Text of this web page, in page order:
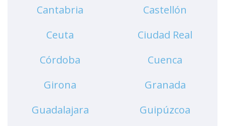
Cantabria
Castellón
Ceuta
Ciudad Real
Córdoba
Cuenca
Girona
Granada
Guadalajara
Guipúzcoa